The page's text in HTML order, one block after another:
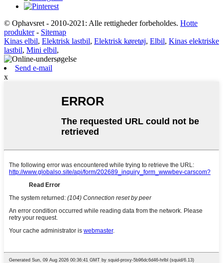
© Ophavsret - 2010-2021: Alle rettigheder forbeholdes. Hotte
produkter- Sitemap
Kinas elbil, Elektrisk lastbil, Elektrisk køretøj, Elbil, Kinas elektriske
lastbil, Mini elbil,
Send e-mail
x